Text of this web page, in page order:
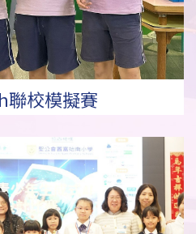
聯校模擬賽